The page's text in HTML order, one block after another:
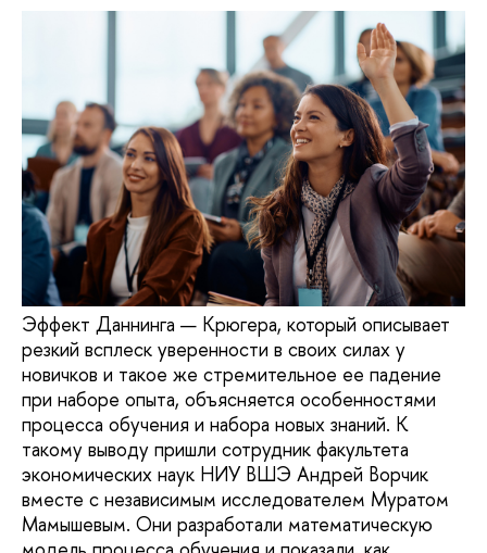
Эффект Даннинга — Крюгера, который описывает
резкий всплеск уверенности в своих силах у
новичков и такое же стремительное ее падение
при наборе опыта, объясняется особенностями
процесса обучения и набора новых знаний. К
такому выводу пришли сотрудник факультета
экономических наук НИУ ВШЭ Андрей Ворчик
вместе с независимым исследователем Муратом
Мамышевым. Они разработали математическую